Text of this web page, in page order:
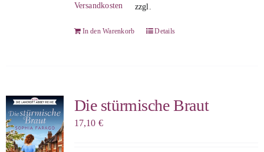
zzgl.
Versandkosten
In den Warenkorb Details
Die stürmische Braut
17,10 €